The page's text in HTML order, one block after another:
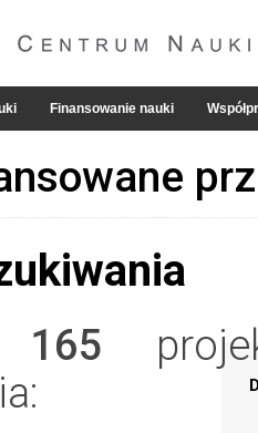
Finansowanie nauki
165